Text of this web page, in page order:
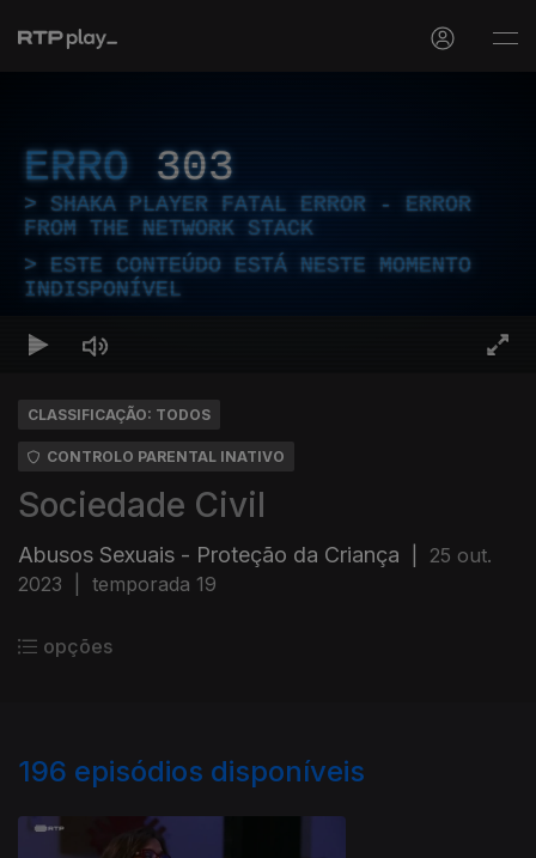
ERRO 303
SHAKA PLAYER FATAL ERROR - ERROR
FROM THE NETWORK STACK
ESTE CONTEÚDO ESTÁ NESTE MOMENTO
INDISPONÍVEL
CLASSIFICAÇÃO: TODOS
CONTROLO PARENTAL INATIVO
Sociedade Civil
Abusos Sexuais - Proteção da Criança
25 out.
2023
temporada 19
opções
196 episódios disponíveis